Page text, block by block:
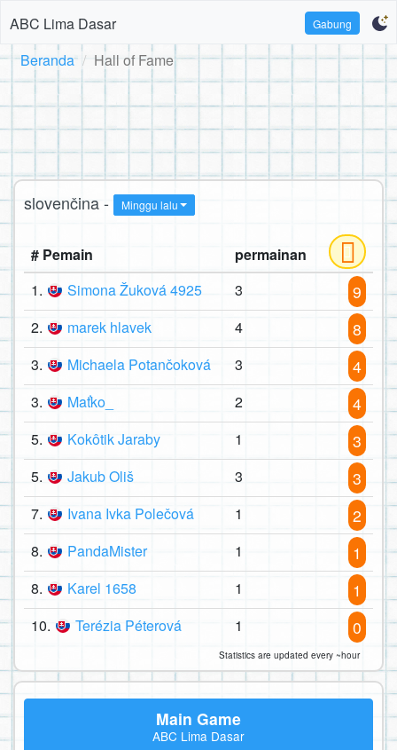
ABC Lima Dasar Gabung
Beranda Hall of Fame
slovenčina - Minggu lalu
# Pemain
permainan
1.
Simona Žuková 4925 3 9
2. marek hlavek 4 8
3. Michaela Potančoková 3 4
3. Maťko_ 2 4
5. Kokôtik Jaraby 1 3
5. Jakub Oliš 3 3
7. Ivana Ivka Polečová 1 2
8. PandaMister 1 1
8. Karel 1658 1 1
10. Terézia Péterová 1 0
Statistics are updated every ~hour
Main Game
ABC Lima Dasar